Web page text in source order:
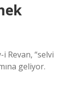
Revan, “selvi
geliyor.